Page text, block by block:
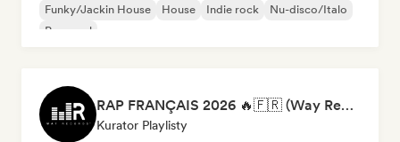
Funky/Jackin House
House Indie rock
Nu-disco/Italo
Pop-soul
RAP FRANÇAIS 2026 🔥🇫🇷 (Way Records)
Kurator Playlisty